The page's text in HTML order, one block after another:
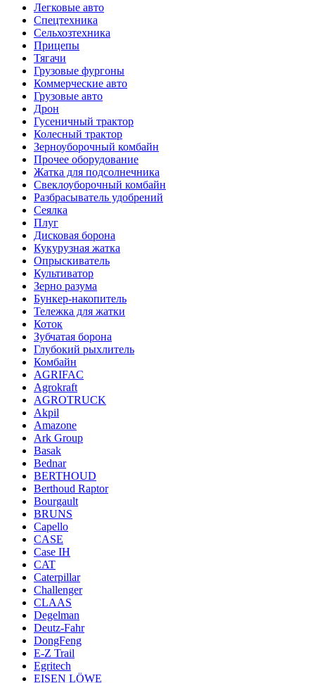
Легковые авто
Спецтехника
Сельхозтехника
Прицепы
Тягачи
Грузовые фургоны
Коммерческие авто
Грузовые авто
Дрон
Гусеничный трактор
Колесный трактор
Зерноуборочный комбайн
Прочее оборудование
Жатка для подсолнечника
Свеклоуборочный комбайн
Разбрасыватель удобрений
Сеялка
Плуг
Дисковая борона
Кукурузная жатка
Опрыскиватель
Культиватор
Зерно разума
Бункер-накопитель
Тележка для жатки
Коток
Зубчатая борона
Глубокий рыхлитель
Комбайн
AGRIFAC
Agrokraft
AGROTRUCK
Akpil
Amazone
Ark Group
Basak
Bednar
BERTHOUD
Berthoud Raptor
Bourgault
BRUNS
Capello
CASE
Case IH
CAT
Caterpillar
Challenger
CLAAS
Degelman
Deutz-Fahr
DongFeng
E-Z Trail
Egritech
EISEN LÖWE